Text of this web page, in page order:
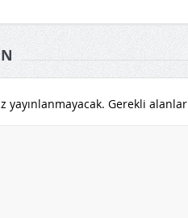
yayınlanmayacak. Gerekli alanlar